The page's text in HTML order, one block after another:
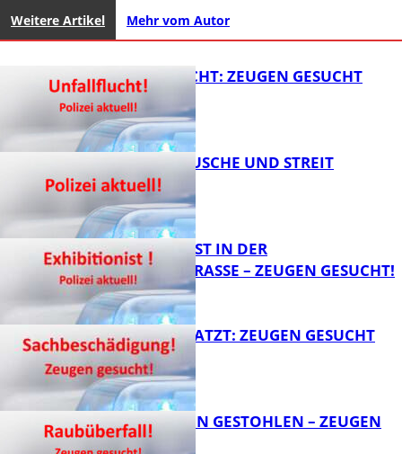
Weitere Artikel Mehr vom Autor
UNFALLFLUCHT: ZEUGEN GESUCHT
KNALLGERÄUSCHE UND STREIT
EXHIBITIONIST IN DER
VELMANNSTRASSE – ZEUGEN GESUCHT!
AUTO ZERKRATZT: ZEUGEN GESUCHT
TEURE KETTEN GESTOHLEN – ZEUGEN
GESUCHT!